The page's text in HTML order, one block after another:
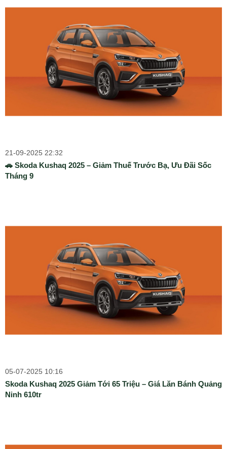
21-09-2025 22:32
🚗 Skoda Kushaq 2025 – Giảm Thuế Trước Bạ, Ưu Đãi Sốc
Tháng 9
05-07-2025 10:16
Skoda Kushaq 2025 Giảm Tới 65 Triệu – Giá Lăn Bánh Quảng
Ninh 610tr